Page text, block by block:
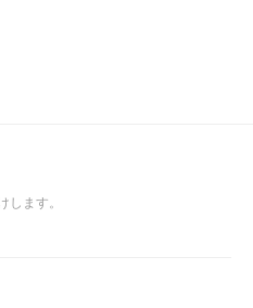
します。